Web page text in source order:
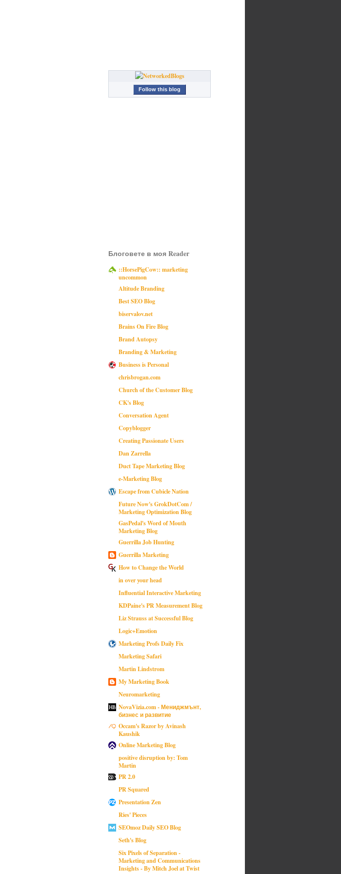
Follow this blog
Блоговете в моя Reader
::HorsePigCow:: marketing
uncommon
Altitude Branding
Best SEO Blog
biservalov.net
Brains On Fire Blog
Brand Autopsy
Branding & Marketing
Business is Personal
chrisbrogan.com
Church of the Customer Blog
CK's Blog
Conversation Agent
Copyblogger
Creating Passionate Users
Dan Zarrella
Duct Tape Marketing Blog
e-Marketing Blog
Escape from Cubicle Nation
Future Now's GrokDotCom /
Marketing Optimization Blog
GasPedal's Word of Mouth
Marketing Blog
Guerrilla Job Hunting
Guerrilla Marketing
How to Change the World
in over your head
Influential Interactive Marketing
KDPaine's PR Measurement Blog
Liz Strauss at Successful Blog
Logic+Emotion
Marketing Profs Daily Fix
Marketing Safari
Martin Lindstrom
My Marketing Book
Neuromarketing
NovaVizia.com - Мениджмънт,
бизнес и развитие
Occam's Razor by Avinash
Kaushik
Online Marketing Blog
positive disruption by: Tom
Martin
PR 2.0
PR Squared
Presentation Zen
Ries' Pieces
SEOmoz Daily SEO Blog
Seth's Blog
Six Pixels of Separation -
Marketing and Communications
Insights - By Mitch Joel at Twist